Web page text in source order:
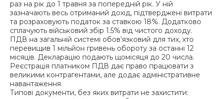
раз на рік до 1 травня за попередній рік. У ній
зазначають весь отриманий дохід, підтверджені витрати
та розраховують податок за ставкою 18%. Додатково
сплачують військовий збір 1.5% від чистого доходу.
ПДВ на загальній системі обов’язковий для тих, хто
перевищив 1 мільйон гривень обороту за останні 12
місяців. Декларацію подають щомісяця до 20 числа.
Реєстрація платником ПДВ дає право працювати з
великими контрагентами, але додає адміністративне
навантаження.
Типові документи, без яких витрати не захистити: